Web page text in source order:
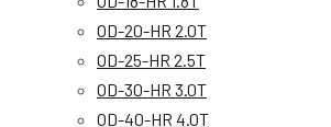
OD-20-HR 2.0T
OD-25-HR 2.5T
OD-30-HR 3.0T
OD-40-HR 4.0T